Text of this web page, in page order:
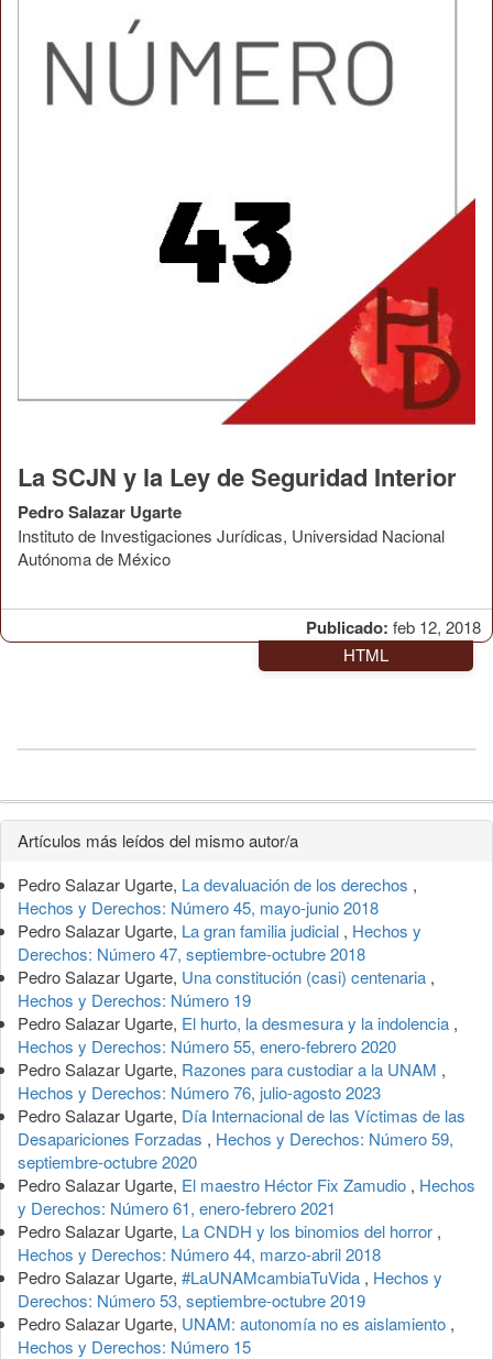
Publicado: feb 12, 2018
La SCJN y la Ley de Seguridad Interior
Pedro Salazar Ugarte
Instituto de Investigaciones Jurídicas, Universidad Nacional
Autónoma de México
HTML
Detalles
del
artículo
Artículos más leídos del mismo autor/a
Pedro Salazar Ugarte, La devaluación de los derechos ,
Hechos y Derechos: Número 45, mayo-junio 2018
Pedro Salazar Ugarte, La gran familia judicial , Hechos y
Derechos: Número 47, septiembre-octubre 2018
Pedro Salazar Ugarte, Una constitución (casi) centenaria ,
Hechos y Derechos: Número 19
Pedro Salazar Ugarte, El hurto, la desmesura y la indolencia ,
Hechos y Derechos: Número 55, enero-febrero 2020
Pedro Salazar Ugarte, Razones para custodiar a la UNAM ,
Hechos y Derechos: Número 76, julio-agosto 2023
Pedro Salazar Ugarte, Día Internacional de las Víctimas de las
Desapariciones Forzadas , Hechos y Derechos: Número 59,
septiembre-octubre 2020
Pedro Salazar Ugarte, El maestro Héctor Fix Zamudio , Hechos
y Derechos: Número 61, enero-febrero 2021
Pedro Salazar Ugarte, La CNDH y los binomios del horror ,
Hechos y Derechos: Número 44, marzo-abril 2018
Pedro Salazar Ugarte, #LaUNAMcambiaTuVida , Hechos y
Derechos: Número 53, septiembre-octubre 2019
Pedro Salazar Ugarte, UNAM: autonomía no es aislamiento ,
Hechos y Derechos: Número 15